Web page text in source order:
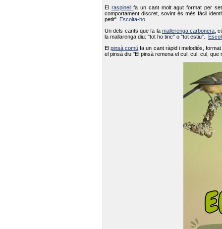
El raspinellfa un cant molt agut format per
comportament discret, sovint és més fàcil
petit".
Escolta-ho.
Un dels cants que fa la mallerenga carbonera ,
la mallarenga diu: "tot ho tinc" o "tot estiu".
Elpinsà comú fa un cant ràpid i melodiós,
el pinsà diu "El pinsà remena el cul, cul, cul,